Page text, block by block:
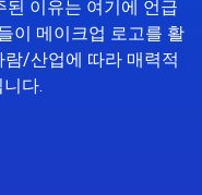
된 이유는 여기에 언급
이 메이크업 로고를 활
/산업에 따라 매력적
다.